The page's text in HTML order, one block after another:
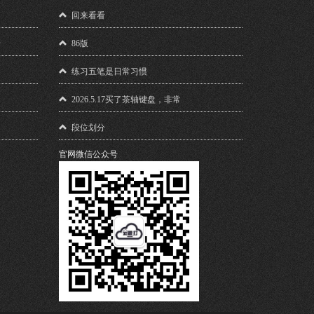
回来看看
86版
练习五笔是日常习惯
2026.5.17买了茶轴键盘，非常
段位划分
官网微信公众号